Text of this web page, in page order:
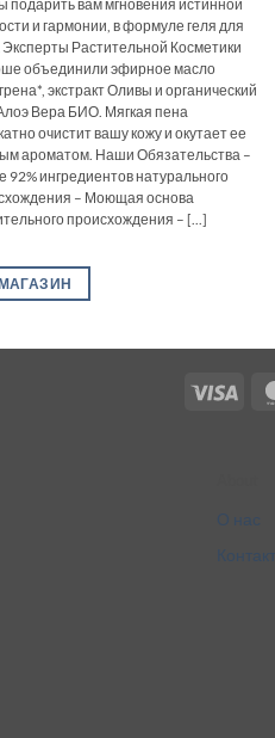
подарить вам мгновения истинной
и гармонии, в формуле геля для
Растительной Косметики
объединили эфирное масло
экстракт Оливы и органический
Вера БИО. Мягкая пена
очистит вашу кожу и окутает ее
ароматом. Наши Обязательства –
92% ингредиентов натурального
– Моющая основа
происхождения – [...]
Visa
О нас